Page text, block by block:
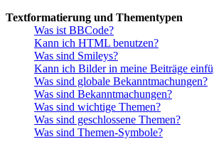
Textformatierung und Thementypen
Was ist BBCode?
Kann ich HTML benutzen?
Was sind Smileys?
Kann ich Bilder in meine Beiträge
Was sind globale Bekanntmachungen?
Was sind Bekanntmachungen?
Was sind wichtige Themen?
Was sind geschlossene Themen?
Was sind Themen-Symbole?